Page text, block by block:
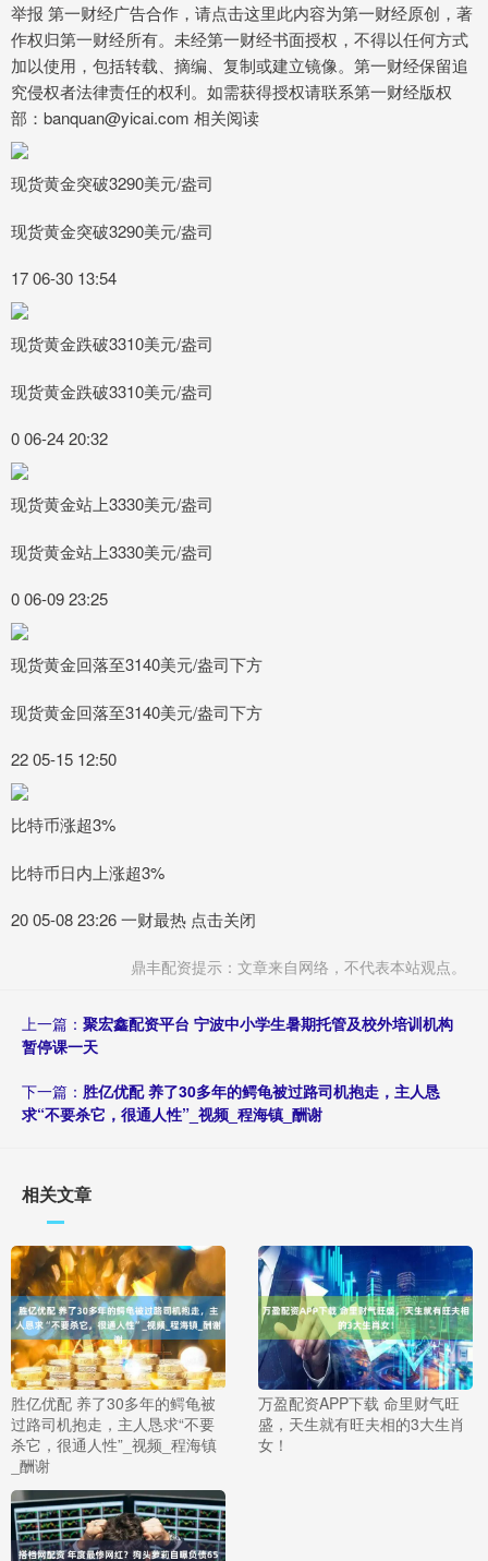
举报 第一财经广告合作，请点击这里此内容为第一财经原创，著
作权归第一财经所有。未经第一财经书面授权，不得以任何方式
加以使用，包括转载、摘编、复制或建立镜像。第一财经保留追
究侵权者法律责任的权利。如需获得授权请联系第一财经版权
部：banquan@yicai.com 相关阅读
现货黄金突破3290美元/盎司
现货黄金突破3290美元/盎司
17 06-30 13:54
现货黄金跌破3310美元/盎司
现货黄金跌破3310美元/盎司
0 06-24 20:32
现货黄金站上3330美元/盎司
现货黄金站上3330美元/盎司
0 06-09 23:25
现货黄金回落至3140美元/盎司下方
现货黄金回落至3140美元/盎司下方
22 05-15 12:50
比特币涨超3%
比特币日内上涨超3%
20 05-08 23:26 一财最热 点击关闭
鼎丰配资提示：文章来自网络，不代表本站观点。
上一篇： 聚宏鑫配资平台 宁波中小学生暑期托管及校外培训机构
暂停课一天
下一篇： 胜亿优配 养了30多年的鳄龟被过路司机抱走，主人恳
求“不要杀它，很通人性”_视频_程海镇_酬谢
相关文章
胜亿优配 养了30多年的鳄龟被
过路司机抱走，主人恳求“不要
杀它，很通人性”_视频_程海镇
_酬谢
万盈配资APP下载 命里财气旺
盛，天生就有旺夫相的3大生肖
女！